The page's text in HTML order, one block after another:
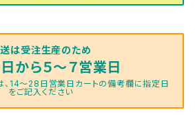
は受注生産のため
から５～７営業日
、14～28日営業日カートの備考欄に指定日
をご記入ください